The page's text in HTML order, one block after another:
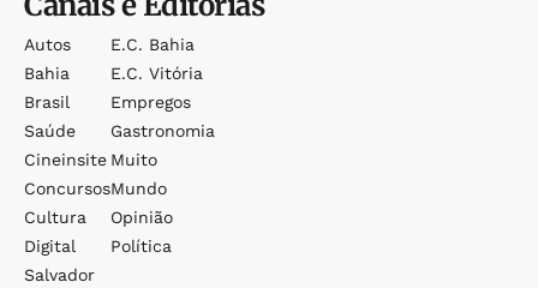
Autos
Bahia
Brasil
Saúde
Cineinsite
Concursos
Cultura
Digital
Salvador
E.c. Bahia
E.c. Vitória
Empregos
Gastronomia
Muito
Mundo
Opinião
Política